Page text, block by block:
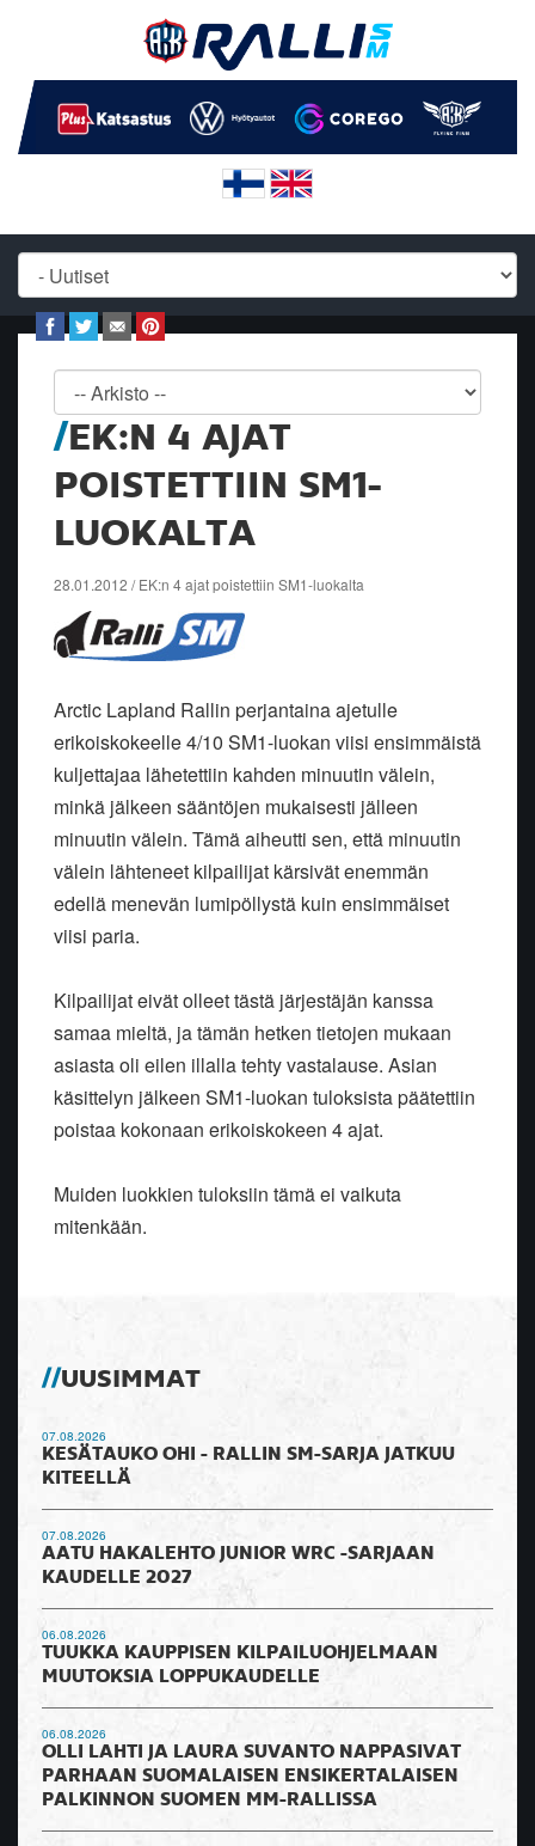
EK:N 4 AJAT
POISTETTIIN SM1-
LUOKALTA
28.01.2012 / EK:n 4 ajat poistettiin SM1-luokalta
Arctic Lapland Rallin perjantaina ajetulle
erikoiskokeelle 4/10 SM1-luokan viisi ensimmäistä
kuljettajaa lähetettiin kahden minuutin välein,
minkä jälkeen sääntöjen mukaisesti jälleen
minuutin välein. Tämä aiheutti sen, että minuutin
välein lähteneet kilpailijat kärsivät enemmän
edellä menevän lumipöllystä kuin ensimmäiset
viisi paria.
Kilpailijat eivät olleet tästä järjestäjän kanssa
samaa mieltä, ja tämän hetken tietojen mukaan
asiasta oli eilen illalla tehty vastalause. Asian
käsittelyn jälkeen SM1-luokan tuloksista päätettiin
poistaa kokonaan erikoiskokeen 4 ajat.
Muiden luokkien tuloksiin tämä ei vaikuta
mitenkään.
UUSIMMAT
07.08.2026
KESÄTAUKO OHI - RALLIN SM-SARJA JATKUU
KITEELLÄ
07.08.2026
AATU HAKALEHTO JUNIOR WRC -SARJAAN
KAUDELLE 2027
06.08.2026
TUUKKA KAUPPISEN KILPAILUOHJELMAAN
MUUTOKSIA LOPPUKAUDELLE
06.08.2026
OLLI LAHTI JA LAURA SUVANTO NAPPASIVAT
PARHAAN SUOMALAISEN ENSIKERTALAISEN
PALKINNON SUOMEN MM-RALLISSA